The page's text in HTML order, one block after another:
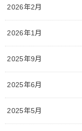
2026年2月
2026年1月
2025年9月
2025年6月
2025年5月